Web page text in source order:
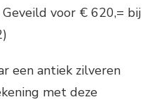
voor € 620,= bij
een antiek zilveren
met deze